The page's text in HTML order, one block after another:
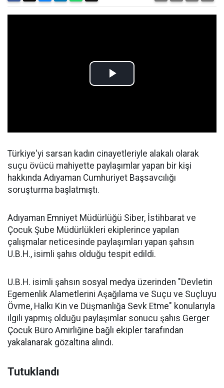
Türkiye'yi sarsan kadın cinayetleriyle alakalı olarak
suçu övücü mahiyette paylaşımlar yapan bir kişi
hakkında Adıyaman Cumhuriyet Başsavcılığı
soruşturma başlatmıştı.
Adıyaman Emniyet Müdürlüğü Siber, İstihbarat ve
Çocuk Şube Müdürlükleri ekiplerince yapılan
çalışmalar neticesinde paylaşımları yapan şahsın
U.B.H., isimli şahıs olduğu tespit edildi.
U.B.H. isimli şahsın sosyal medya üzerinden "Devletin
Egemenlik Alametlerini Aşağılama ve Suçu ve Suçluyu
Övme, Halkı Kin ve Düşmanlığa Sevk Etme" konularıyla
ilgili yapmış olduğu paylaşımlar sonucu şahıs Gerger
Çocuk Büro Amirliğine bağlı ekipler tarafından
yakalanarak gözaltına alındı.
Tutuklandı